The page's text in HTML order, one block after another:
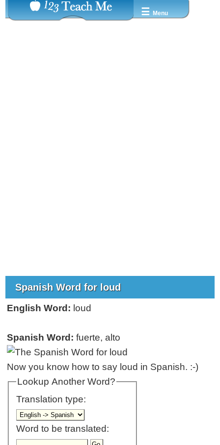
☰ Menu
Spanish Word for loud
English Word: loud
Spanish Word: fuerte, alto
Now you know how to say loud in Spanish. :-)
Lookup Another Word?
Translation type:
Word to be translated: